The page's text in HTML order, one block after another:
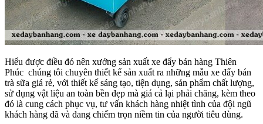
Hiểu được điều đó nên xưởng sản xuất xe đẩy bán hàng Thiên
Phúc chúng tôi chuyên thiết kế sản xuất ra những mẫu xe đẩy bán
trà sữa giá rẻ, với thiết kế sáng tạo, tiện dụng, sản phẩm chất lượng,
sử dụng vật liệu an toàn bền đẹp mà giá cả lại phải chăng, kèm theo
đó là cung cách phục vụ, tư vấn khách hàng nhiệt tình của đội ngũ
khách hàng đã và đang chiếm trọn niềm tin của người tiêu dùng.